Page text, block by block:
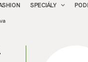
SPECIÁLY